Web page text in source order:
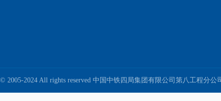
© 2005-2024 All rights reserved 中国中铁四局集团有限公司第八工程分